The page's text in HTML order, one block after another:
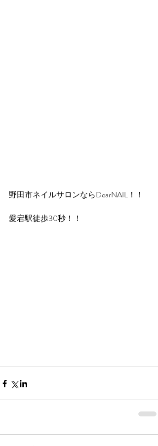
野田市ネイルサロンならDearNAIL！！
愛宕駅徒歩30秒！！